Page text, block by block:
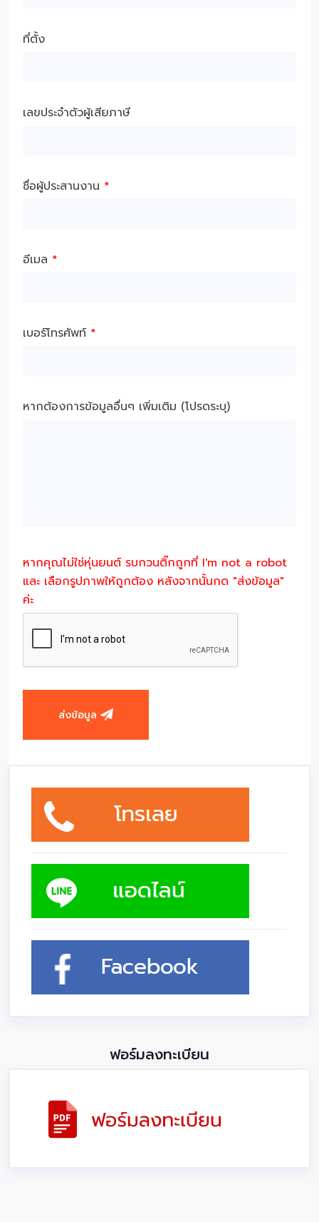
ที่ตั้ง
เลขประจำตัวผู้เสียภาษี
ชื่อผู้ประสานงาน *
อีเมล *
เบอร์โทรศัพท์ *
หากต้องการข้อมูลอื่นๆ เพิ่มเติม (โปรดระบุ)
หากคุณไม่ใช่หุ่นยนต์ รบกวนติ๊กถูกที่ I'm not a robot
และ เลือกรูปภาพให้ถูกต้อง หลังจากนั้นกด "ส่งข้อมูล"
ค่ะ
ส่งข้อมูล
ฟอร์มลงทะเบียน